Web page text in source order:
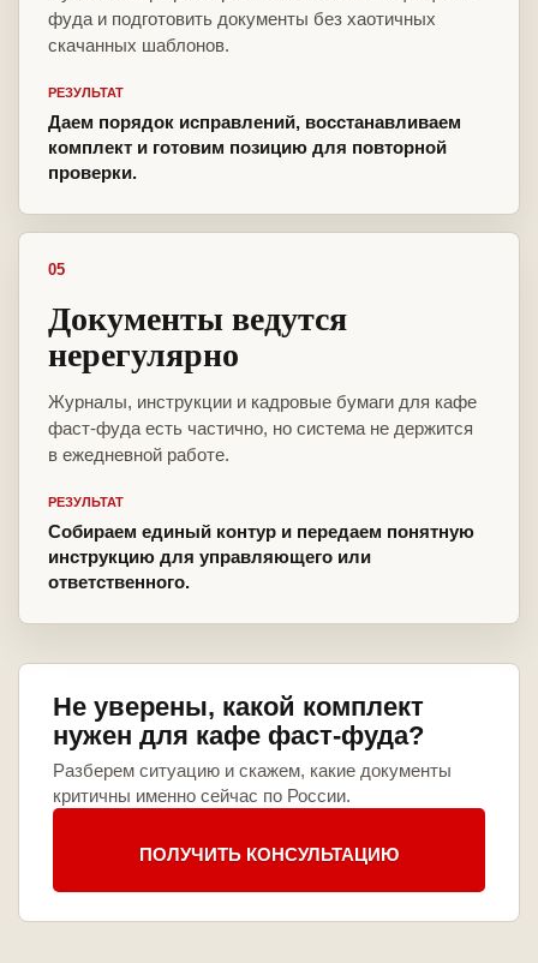
фуда и подготовить документы без хаотичных
скачанных шаблонов.
РЕЗУЛЬТАТ
Даем порядок исправлений, восстанавливаем
комплект и готовим позицию для повторной
проверки.
05
Документы ведутся
нерегулярно
Журналы, инструкции и кадровые бумаги для кафе
фаст-фуда есть частично, но система не держится
в ежедневной работе.
РЕЗУЛЬТАТ
Собираем единый контур и передаем понятную
инструкцию для управляющего или
ответственного.
Не уверены, какой комплект
нужен для кафе фаст-фуда?
Разберем ситуацию и скажем, какие документы
критичны именно сейчас по России.
ПОЛУЧИТЬ КОНСУЛЬТАЦИЮ